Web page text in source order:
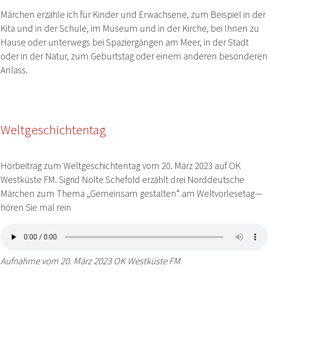
Märchen erzähle ich für Kinder und Erwachsene, zum Beispiel in der
Kita und in der Schule, im Museum und in der Kirche, bei Ihnen zu
Hause oder unterwegs bei Spaziergängen am Meer, in der Stadt
oder in der Natur, zum Geburtstag oder einem anderen besonderen
Anlass.
Weltgeschichtentag
Hörbeitrag zum Weltgeschichtentag vom 20. März 2023 auf OK
Westküste FM. Sigrid Nolte Schefold erzählt drei Norddeutsche
Märchen zum Thema „Gemeinsam gestalten“ am Weltvorlesetag—
hören Sie mal rein
Aufnahme vom 20. März 2023 OK Westküste FM